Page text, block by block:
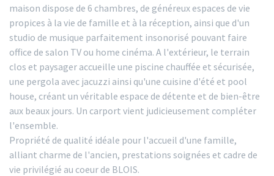
maison dispose de 6 chambres, de généreux espaces de vie
propices à la vie de famille et à la réception, ainsi que d'un
studio de musique parfaitement insonorisé pouvant faire
office de salon TV ou home cinéma. A l'extérieur, le terrain
clos et paysager accueille une piscine chauffée et sécurisée,
une pergola avec jacuzzi ainsi qu'une cuisine d'été et pool
house, créant un véritable espace de détente et de bien-être
aux beaux jours. Un carport vient judicieusement compléter
l'ensemble.
Propriété de qualité idéale pour l'accueil d'une famille,
alliant charme de l'ancien, prestations soignées et cadre de
vie privilégié au coeur de BLOIS.